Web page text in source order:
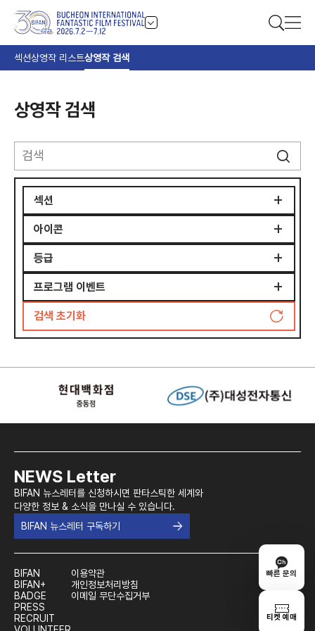
빠른 문의
티켓 예매
섹션상영작 리스트상영작 검색
상영작 검색
섹션 +
개막작
시그니처
부천 초이스 월드
부천 초이스 코리안
부천 초이스 AI 영화
B 익스트림
판타스케이프
판타스틱 쇼츠
아시아 장르영화 99
AI 프론티어
아이콘 +
3D
밀실
초자연
식인
마약
로봇
외계인
성기노출
누드
장기
사후세계
시체애호
고문
등급 +
청소년관람불가
15세이상관람가
12세이상관람가
전체관람가
프로그램 이벤트 +
무대인사
GV
메가토크
선택 초기화 검색하기
검색 초기화
NEWS Letter
BIFAN 뉴스레터를 신청하시면 판타스틱한 세계와
다양한 정보 & 소식을 만나실 수 있습니다.
BIFAN 뉴스레터 구독하기
BIFAN
BIFAN+
BADGE
PRESS
RECRUIT
이용약관
개인정보처리방침
이메일 무단수집거부